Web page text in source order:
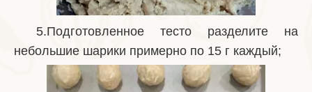
5.Подготовленное тесто разделите на
небольшие шарики примерно по 15 г каждый;